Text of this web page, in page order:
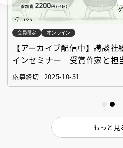
会員限定 オンライン
【アーカイブ配信中】講談社
インセミナー 受賞作家と担
「絵本創作実践講座」
応募締切 2025-10-31
もっと見